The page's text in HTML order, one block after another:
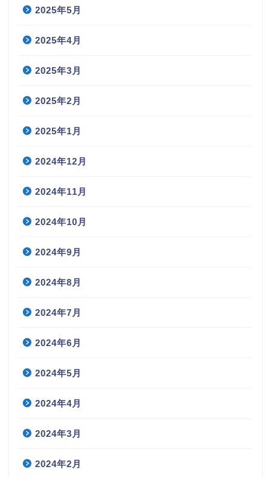
2025年5月
2025年4月
2025年3月
2025年2月
2025年1月
2024年12月
2024年11月
2024年10月
2024年9月
2024年8月
2024年7月
2024年6月
2024年5月
2024年4月
2024年3月
2024年2月